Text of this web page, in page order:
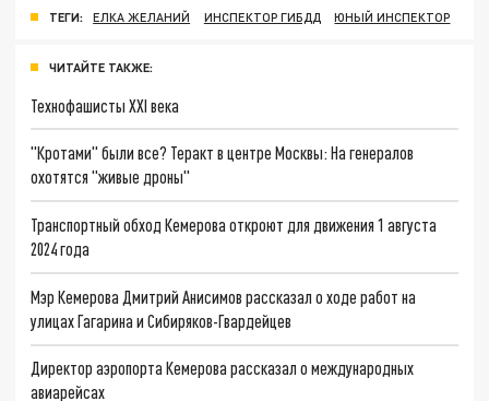
ТЕГИ: ЕЛКА ЖЕЛАНИЙ ИНСПЕКТОР ГИБДД ЮНЫЙ ИНСПЕКТОР
ЧИТАЙТЕ ТАКЖЕ:
Технофашисты XXI века
"Кротами" были все? Теракт в центре Москвы: На генералов
охотятся "живые дроны"
Транспортный обход Кемерова откроют для движения 1 августа
2024 года
Мэр Кемерова Дмитрий Анисимов рассказал о ходе работ на
улицах Гагарина и Сибиряков-Гвардейцев
Директор аэропорта Кемерова рассказал о международных
авиарейсах